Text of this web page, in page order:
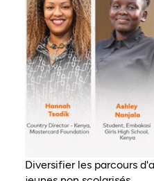
Diversifier les parcours